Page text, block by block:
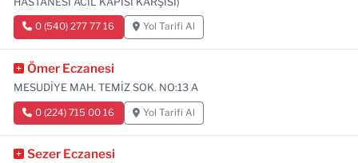
0 (540) 277 77 16 Yol Tarifi Al
Ömer Eczanesi
MESUDİYE MAH. TEMİZ SOK. NO:13 A
0 (224) 715 00 16 Yol Tarifi Al
Sezer Eczanesi